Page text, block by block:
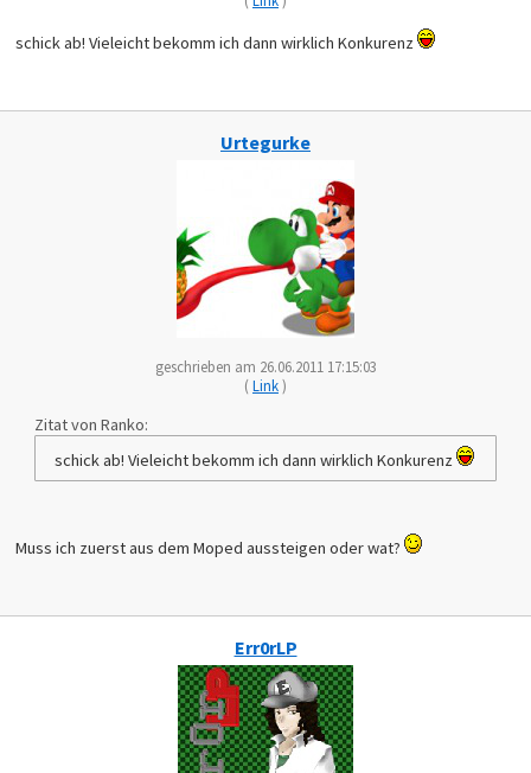
schick ab! Vieleicht bekomm ich dann wirklich Konkurenz
Urtegurke
geschrieben am 26.06.2011 17:15:03
(Link)
Zitat von Ranko:
schick ab! Vieleicht bekomm ich dann wirklich Konkurenz
Muss ich zuerst aus dem Moped aussteigen oder wat?
Err0rLP